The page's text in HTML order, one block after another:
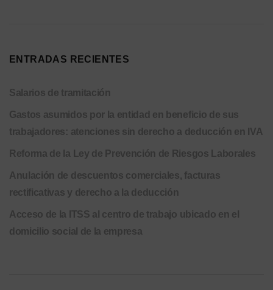
ENTRADAS RECIENTES
Salarios de tramitación
Gastos asumidos por la entidad en beneficio de sus
trabajadores: atenciones sin derecho a deducción en IVA
Reforma de la Ley de Prevención de Riesgos Laborales
Anulación de descuentos comerciales, facturas
rectificativas y derecho a la deducción
Acceso de la ITSS al centro de trabajo ubicado en el
domicilio social de la empresa